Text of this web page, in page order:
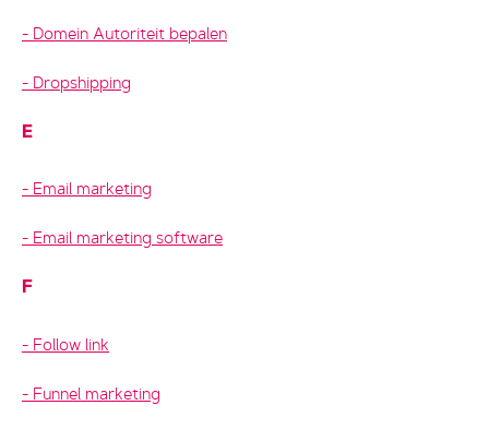
Domein Autoriteit bepalen
Dropshipping
E
Email marketing
Email marketing software
F
Follow link
Funnel marketing